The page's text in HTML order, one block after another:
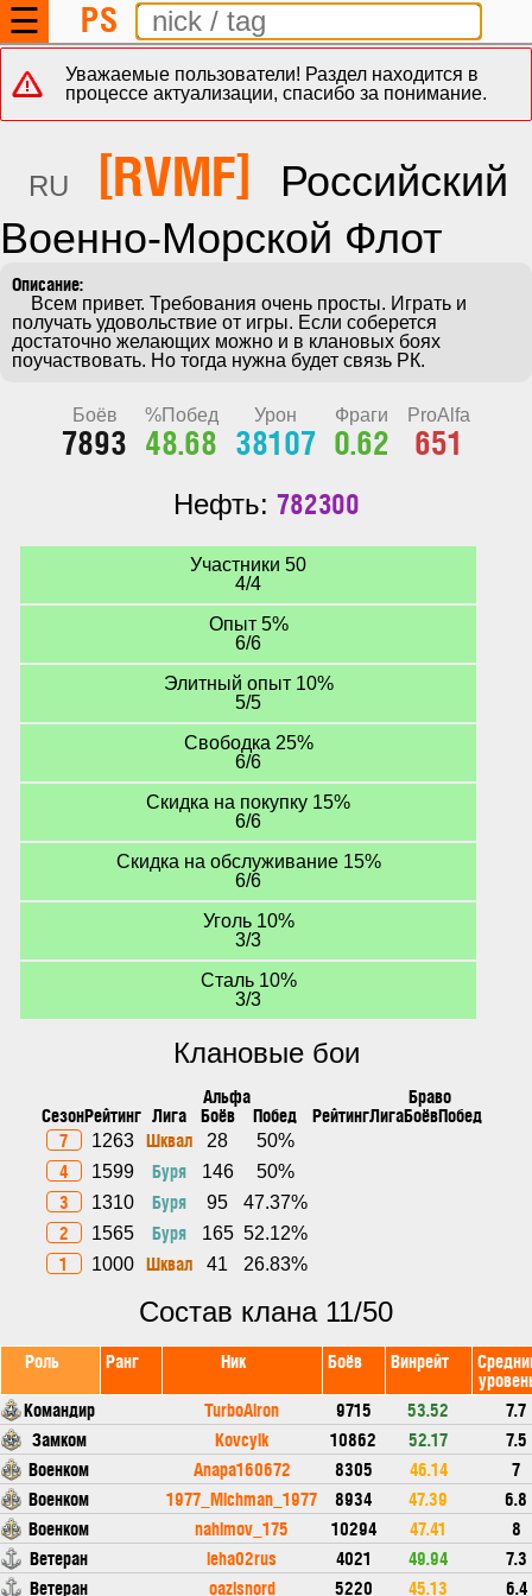
☰ PS
Уважаемые пользователи! Раздел находится в
процессе актуализации, спасибо за понимание.
RU [RVMF]
Российский
Военно-Морской Флот
получать удовольствие от игры. Если соберется
достаточно желающих можно и в клановых боях
поучаствовать. Но тогда нужна будет связь РК.
Боёв
7893
%Побед
48.68
Урон
38107
Фраги
0.62
ProAlfa
651
Нефть: 782300
Участники 50
4/4
Опыт 5%
6/6
Элитный опыт 10%
5/5
Свободка 25%
6/6
Скидка на покупку 15%
6/6
Скидка на обслуживание 15%
6/6
Уголь 10%
3/3
Сталь 10%
3/3
Клановые бои
Альфа Браво
СезонРейтинг Лига Боёв Побед РейтингЛигаБоёвПобед
7
1263 Шквал 28 50%
4 1599 Буря 146 50%
3 1310 Буря 95 47.37%
2 1565 Буря 165 52.12%
1 1000 Шквал 41 26.83%
Состав клана 11/50
Роль Ранг Ник Боёв Винрейт
Командир
TurboAiron 9715 53.52
7.7
Замком
Kovcyik 10862 52.17
7.5
Военком
Anapa160672 8305 46.14
7
Военком
1977_Michman_1977 8934 47.39
6.8
Военком
nahimov_175 10294 47.41
8
Ветеран
leha02rus 4021 49.94
7.3
Ветеран
oazisnord 5220 45.13 6.4